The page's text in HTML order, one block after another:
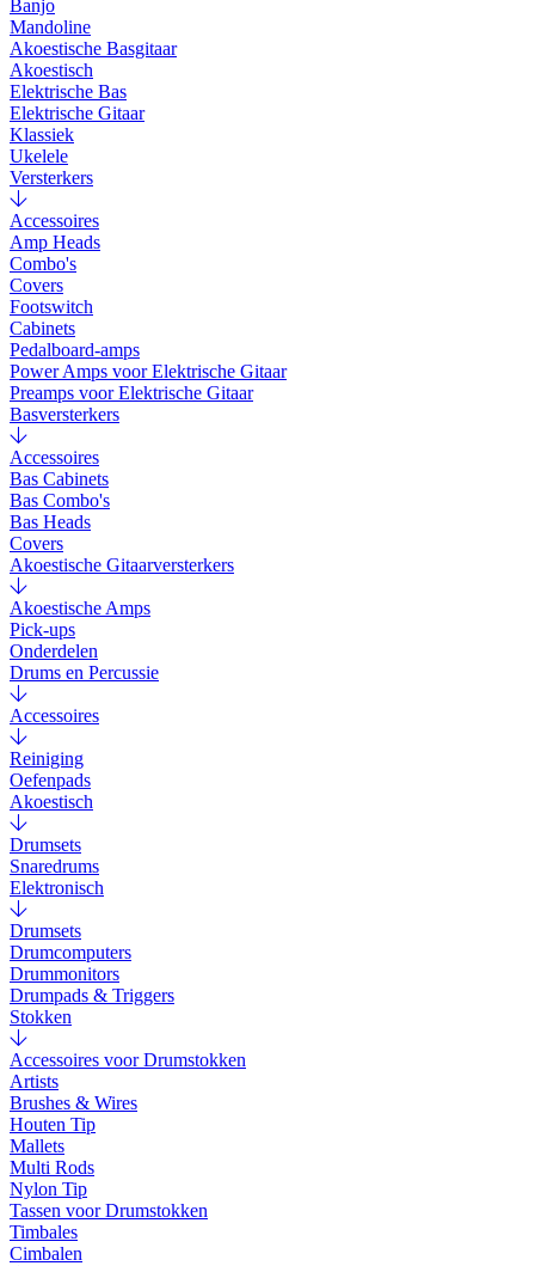
Banjo
Mandoline
Akoestische Basgitaar
Akoestisch
Elektrische Bas
Elektrische Gitaar
Klassiek
Ukelele
Versterkers
Accessoires
Amp Heads
Combo's
Covers
Footswitch
Cabinets
Pedalboard-amps
Power Amps voor Elektrische Gitaar
Preamps voor Elektrische Gitaar
Basversterkers
Accessoires
Bas Cabinets
Bas Combo's
Bas Heads
Covers
Akoestische Gitaarversterkers
Akoestische Amps
Pick-ups
Onderdelen
Drums en Percussie
Accessoires
Reiniging
Oefenpads
Akoestisch
Drumsets
Snaredrums
Elektronisch
Drumsets
Drumcomputers
Drummonitors
Drumpads & Triggers
Stokken
Accessoires voor Drumstokken
Artists
Brushes & Wires
Houten Tip
Mallets
Multi Rods
Nylon Tip
Tassen voor Drumstokken
Timbales
Cimbalen